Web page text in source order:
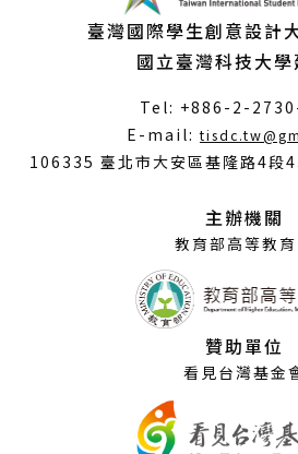
臺灣國際學生創意設計
國立臺灣科技大學
Tel: +886-2-
E-mail:
106335 臺北市大安區基隆路4段
主辦機關
教育部高等教育
贊助單位
看見台灣基金